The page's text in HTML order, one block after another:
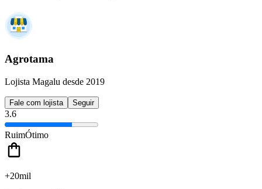
Agrotama
Lojista Magalu desde 2019
Fale com lojista Seguir
3.6
RuimÓtimo
+20mil